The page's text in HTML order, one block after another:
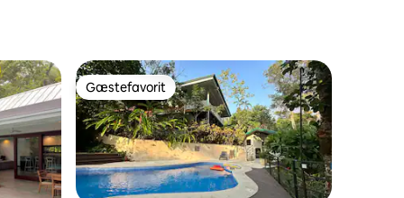
Gæstefavorit
Gæstefavorit